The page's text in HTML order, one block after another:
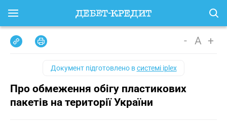
- A +
Документ підготовлено всистемі iplex
Про обмеження обігу пластикових
пакетів на території України